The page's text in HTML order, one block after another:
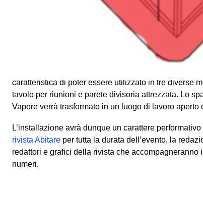
una cellula abitativa minima: un letto, una scrivania,
costituito da una struttura di metallo smontabile che
tenda oscurante e fonoassorbente, e una tenda
, è una
caratteristica di poter essere utilizzato in tre diverse
tavolo per riunioni e parete divisoria attrezzata. Lo
Vapore verrà trasformato in un luogo di lavoro
L’installazione avrà dunque un carattere
rivista Abitare per tutta la durata dell’evento, la
redattori e grafici della rivista che accompagneranno
numeri.